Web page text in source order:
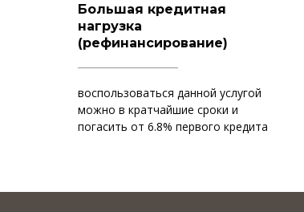
Большая кредитная
нагрузка
(рефинансирование)
воспользоваться данной услугой
можно в кратчайшие сроки и
погасить от 6.8% первого кредита